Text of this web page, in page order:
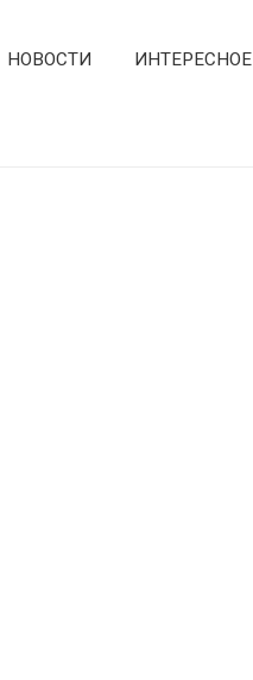
НОВОСТИ ИНТЕРЕСНОЕ